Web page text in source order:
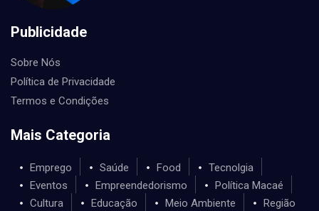
Publicidade
Sobre Nós
Política de Privacidade
Termos e Condições
Mais Categoria
Emprego Saúde Food
Tecnolgia
Eventos
Empreendedorismo
Política Macaé
Cultura
Educação Meio Ambiente Região